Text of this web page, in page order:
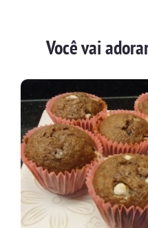
Você vai